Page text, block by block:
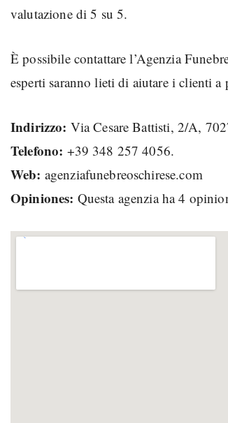
valutazione di 5 su 5.
È possibile contattare l’Agenzia
esperti saranno lieti di aiutare i clienti
Indirizzo: Via Cesare Battisti, 2/A,
Telefono: +39 348 257 4056.
Web: agenziafunebreoschirese.com
Opiniones: Questa agenzia ha 4